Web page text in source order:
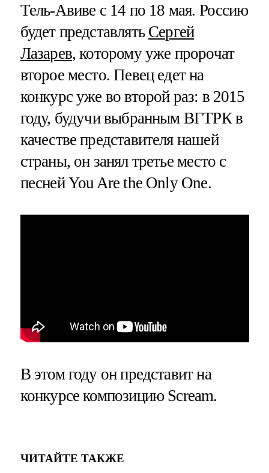
Тель-Авиве с 14 по 18 мая. Россию
будет представлять Сергей
Лазарев, которому уже пророчат
второе место. Певец едет на
конкурс уже во второй раз: в 2015
году, будучи выбранным ВГТРК в
качестве представителя нашей
страны, он занял третье место с
песней You Are the Only One.
В этом году он представит на
конкурсе композицию Scream.
ЧИТАЙТЕ ТАКЖЕ